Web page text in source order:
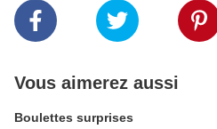
Vous aimerez aussi
Boulettes surprises